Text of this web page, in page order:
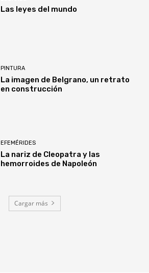
Las leyes del mundo
PINTURA
La imagen de Belgrano, un retrato
en construcción
EFEMÉRIDES
La nariz de Cleopatra y las
hemorroides de Napoleón
Cargar más